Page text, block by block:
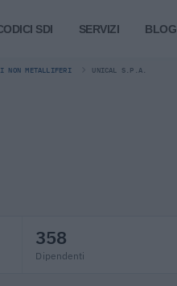
SDI SERVIZI BLOG
NON METALLIFERI UNICAL S.P.A.
358
Dipendenti